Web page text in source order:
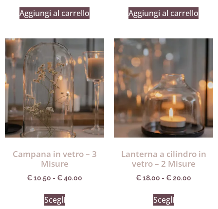
Aggiungi al carrello Aggiungi al carrello
Campana in vetro – 3
Misure
€10.50 - €40.00
Scegli
Lanterna a cilindro in
vetro – 2 Misure
€18.00 - €20.00
Scegli